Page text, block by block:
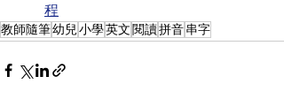
程
教師隨筆幼兒小學英文閱讀拼音串字